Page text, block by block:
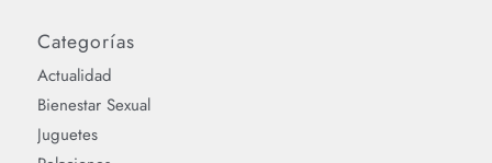
Categorías
Actualidad
Bienestar Sexual
Juguetes